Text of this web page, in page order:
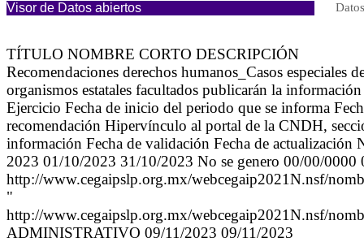
Visor de Datos abiertos
TÍTULO NOMBRE CORTO DESCRIPCIÓN
Recomendaciones derechos humanos_Casos
organismos estatales facultados publicarán la
Ejercicio Fecha de inicio del periodo que se informa
recomendación Hipervínculo al portal de la CNDH,
información Fecha de validación Fecha de actualización
2023 01/10/2023 31/10/2023 No se genero 00/00/0000
http://www.cegaipslp.org.mx/webcegaip2021N.nsf/
"
http://www.cegaipslp.org.mx/webcegaip2021N.nsf/
ADMINISTRATIVO 09/11/2023 09/11/2023